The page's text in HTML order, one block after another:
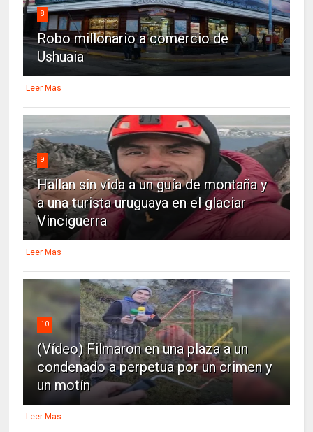
8
Robo millonario a comercio de
Ushuaia
Leer Mas
9
Hallan sin vida a un guía de montaña y
a una turista uruguaya en el glaciar
Vinciguerra
Leer Mas
10
(Vídeo) Filmaron en una plaza a un
condenado a perpetua por un crimen y
un motín
Leer Mas